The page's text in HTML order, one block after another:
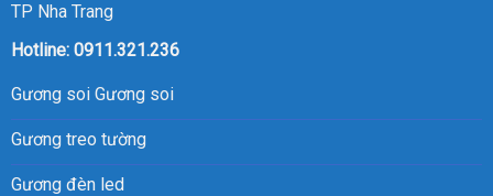
TP Nha Trang
Hotline: 0911.321.236
Gương soi Gương soi
Gương treo tường
Gương đèn led